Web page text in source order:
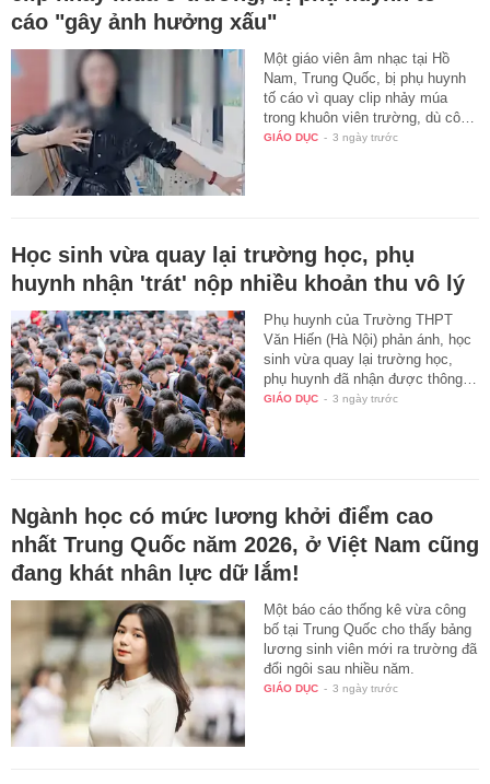
cáo "gây ảnh hưởng xấu"
Một giáo viên âm nhạc tại Hồ
Nam, Trung Quốc, bị phụ huynh
tố cáo vì quay clip nhảy múa
trong khuôn viên trường, dù cô…
GIÁO DỤC - 3 ngày trước
Học sinh vừa quay lại trường học, phụ
huynh nhận 'trát' nộp nhiều khoản thu vô lý
Phụ huynh của Trường THPT
Văn Hiến (Hà Nội) phản ánh, học
sinh vừa quay lại trường học,
phụ huynh đã nhận được thông…
GIÁO DỤC - 3 ngày trước
Ngành học có mức lương khởi điểm cao
nhất Trung Quốc năm 2026, ở Việt Nam cũng
đang khát nhân lực dữ lắm!
Một báo cáo thống kê vừa công
bố tại Trung Quốc cho thấy bảng
lương sinh viên mới ra trường đã
đổi ngôi sau nhiều năm.
GIÁO DỤC - 3 ngày trước